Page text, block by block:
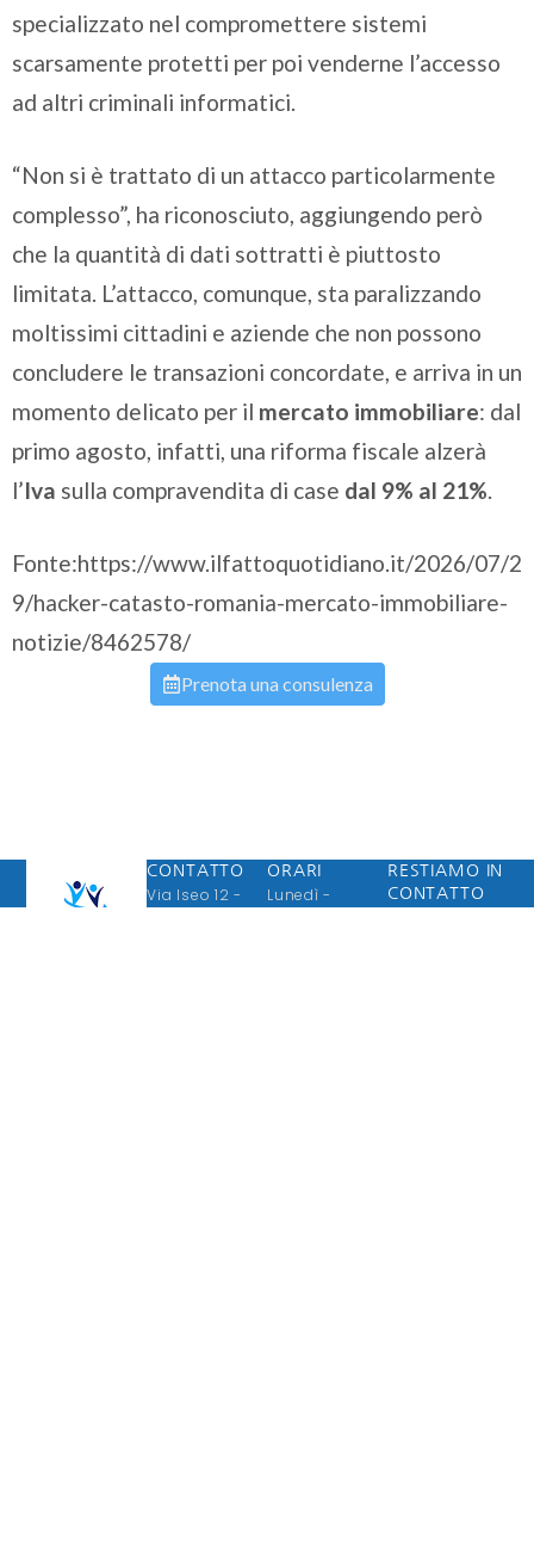
specializzato nel compromettere sistemi
scarsamente protetti per poi venderne l’accesso
ad altri criminali informatici.
“Non si è trattato di un attacco particolarmente
complesso”, ha riconosciuto, aggiungendo però
che la quantità di dati sottratti è piuttosto
limitata. L’attacco, comunque, sta paralizzando
moltissimi cittadini e aziende che non possono
concludere le transazioni concordate, e arriva in un
momento delicato per il mercato immobiliare: dal
primo agosto, infatti, una riforma fiscale alzerà
l’Iva sulla compravendita di case dal 9% al 21%.
Fonte:https://www.ilfattoquotidiano.it/2026/07/2
9/hacker-catasto-romania-mercato-immobiliare-
notizie/8462578/
Prenota una consulenza
CONTATTO
Via Iseo 12 -
ORARI
Lunedì -
RESTIAMO IN
CONTATTO